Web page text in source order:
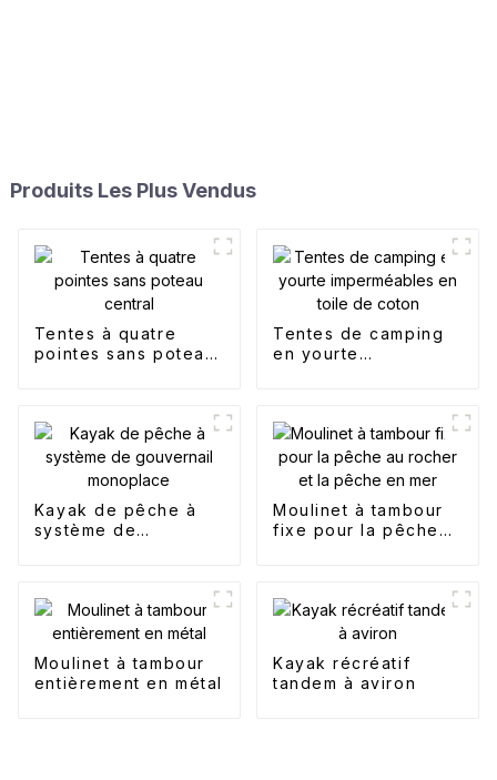
Produits Les Plus Vendus
Tentes à quatre
pointes sans poteau
Tentes de camping
en yourte
Kayak de pêche à
système de
Moulinet à tambour
fixe pour la pêche
Moulinet à tambour
entièrement en métal
Kayak récréatif
tandem à aviron